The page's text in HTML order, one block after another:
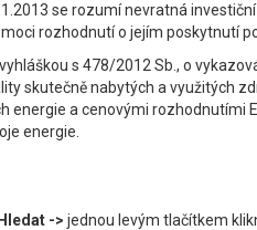
se rozumí nevratná
rozhodnutí o jejím poskytnutí
s 478/2012 Sb., o
skutečně nabytých a využitých
energie a cenovými rozhodnutími
energie.
-> jednou levým tlačítkem